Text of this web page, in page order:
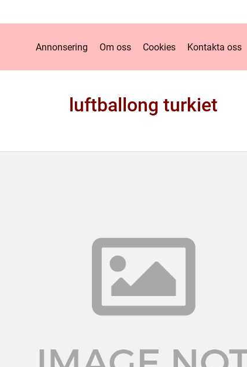
Annonsering Om oss Cookies Kontakta oss
luftballong turkiet